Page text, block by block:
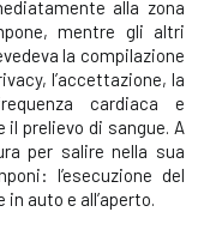
alla zona
mentre gli altri
la compilazione
l’accettazione, la
cardiaca e
prelievo di sangue. A
per salire nella sua
l’esecuzione del
auto e all’aperto.